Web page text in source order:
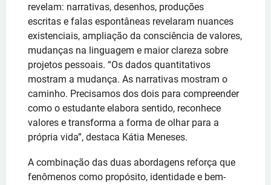
revelam: narrativas, desenhos, produções
escritas e falas espontâneas revelaram nuances
existenciais, ampliação da consciência de valores,
mudanças na linguagem e maior clareza sobre
projetos pessoais. “Os dados quantitativos
mostram a mudança. As narrativas mostram o
caminho. Precisamos dos dois para compreender
como o estudante elabora sentido, reconhece
valores e transforma a forma de olhar para a
própria vida”, destaca Kátia Meneses.
A combinação das duas abordagens reforça que
fenômenos como propósito, identidade e bem-